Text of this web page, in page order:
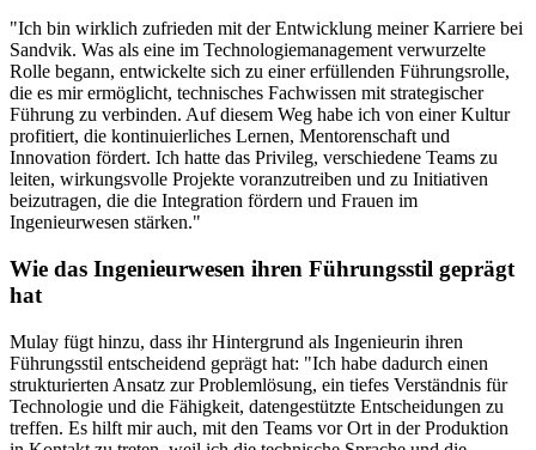
"Ich bin wirklich zufrieden mit der Entwicklung meiner Karriere bei
Sandvik. Was als eine im Technologiemanagement verwurzelte
Rolle begann, entwickelte sich zu einer erfüllenden Führungsrolle,
die es mir ermöglicht, technisches Fachwissen mit strategischer
Führung zu verbinden. Auf diesem Weg habe ich von einer Kultur
profitiert, die kontinuierliches Lernen, Mentorenschaft und
Innovation fördert. Ich hatte das Privileg, verschiedene Teams zu
leiten, wirkungsvolle Projekte voranzutreiben und zu Initiativen
beizutragen, die die Integration fördern und Frauen im
Ingenieurwesen stärken."
Wie das Ingenieurwesen ihren Führungsstil geprägt
hat
Mulay fügt hinzu, dass ihr Hintergrund als Ingenieurin ihren
Führungsstil entscheidend geprägt hat: "Ich habe dadurch einen
strukturierten Ansatz zur Problemlösung, ein tiefes Verständnis für
Technologie und die Fähigkeit, datengestützte Entscheidungen zu
treffen. Es hilft mir auch, mit den Teams vor Ort in der Produktion